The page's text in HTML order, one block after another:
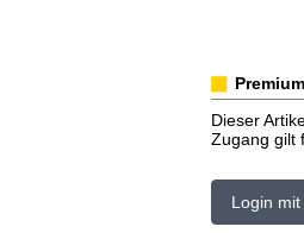
Dieser
Zugang gilt
Login